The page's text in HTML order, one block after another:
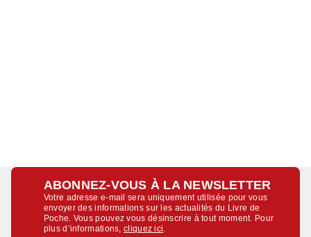
ABONNEZ-VOUS À LA NEWSLETTER
Votre adresse e-mail sera uniquement utilisée pour vous
envoyer des informations sur les actualités du Livre de
Poche. Vous pouvez vous désinscrire à tout moment. Pour
plus d’informations,cliquez ici